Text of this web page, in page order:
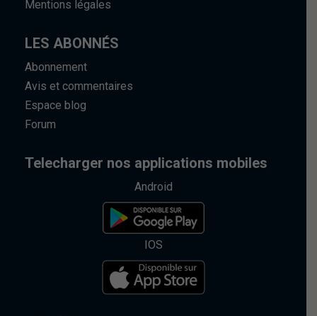
Mentions légales
LES ABONNÉS
Abonnement
Avis et commentaires
Espace blog
Forum
Telecharger nos applications mobiles
Android
IOS